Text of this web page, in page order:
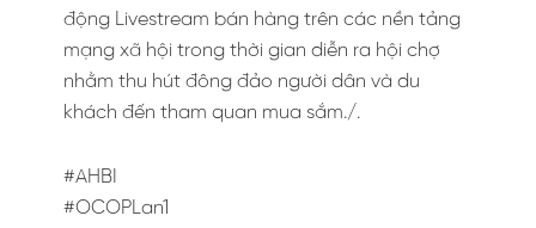
động Livestream bán hàng trên các nền tảng
mạng xã hội trong thời gian diễn ra hội chợ
nhằm thu hút đông đảo người dân và du
khách đến tham quan mua sắm./.
#AHBI
#OCOPLan1